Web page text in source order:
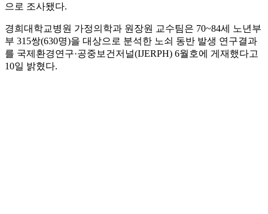
으로 조사됐다.
경희대학교병원 가정의학과 원장원 교수팀은 70~84세 노년부
부 315쌍(630명)을 대상으로 분석한 노쇠 동반 발생 연구결과
를 국제환경연구·공중보건저널(IJERPH) 6월호에 게재했다고
10일 밝혔다.